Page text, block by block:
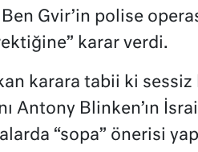
Ben Gvir’in polise
karar verdi.
karara tabii ki
Antony Blinken’ın
“sopa” önerisi